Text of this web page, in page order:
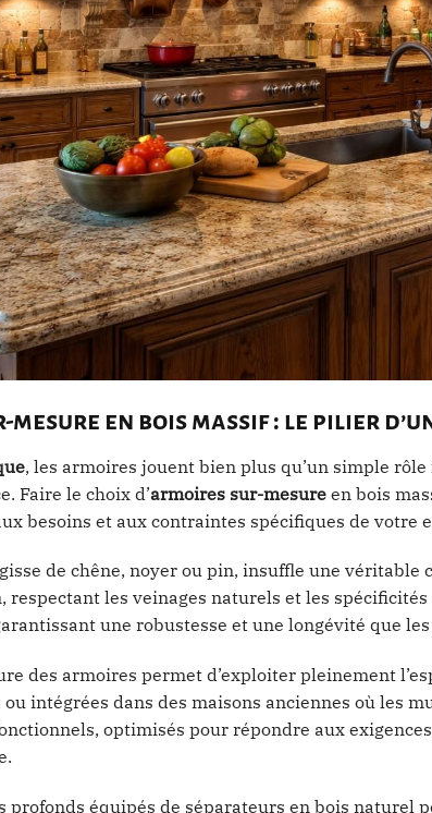
mesure en bois massif : le pilier
, les armoires jouent bien plus qu’un simple
Faire le choix d’armoires sur-mesure en bois
besoins et aux contraintes spécifiques de votre
de chêne, noyer ou pin, insuffle une
respectant les veinages naturels et les
une robustesse et une longévité que
des armoires permet d’exploiter pleinement
intégrées dans des maisons anciennes où les
optimisés pour répondre aux
profonds équipés de séparateurs en bois naturel